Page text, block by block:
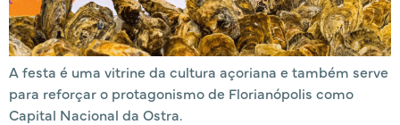
A festa é uma vitrine da cultura açoriana e também serve
para reforçar o protagonismo de Florianópolis como
Capital Nacional da Ostra.